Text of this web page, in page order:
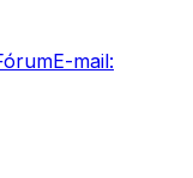
E-mail: